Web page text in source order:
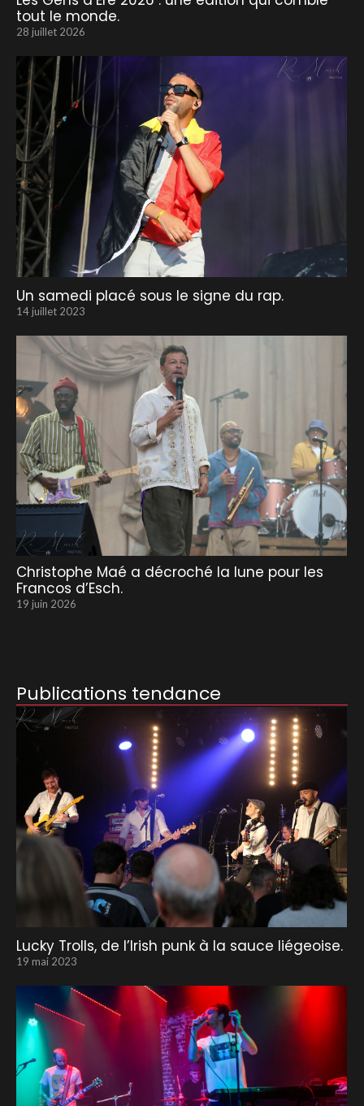
tout le monde.
28 juillet 2026
Un samedi placé sous le signe du rap.
14 juillet 2023
Christophe Maé a décroché la lune pour les
Francos d’Esch.
19 juin 2026
Publications tendance
Lucky Trolls, de l’Irish punk à la sauce liégeoise.
19 mai 2023